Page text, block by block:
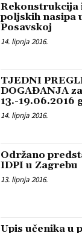
Rekonstrukcija
poljskih nasipa
Posavskoj
14. lipnja 2016.
TJEDNI
DOGAĐANJA
13.-19.06.2016
14. lipnja 2016.
Održano
IDPI u Zagrebu
13. lipnja 2016.
Upis učenika u